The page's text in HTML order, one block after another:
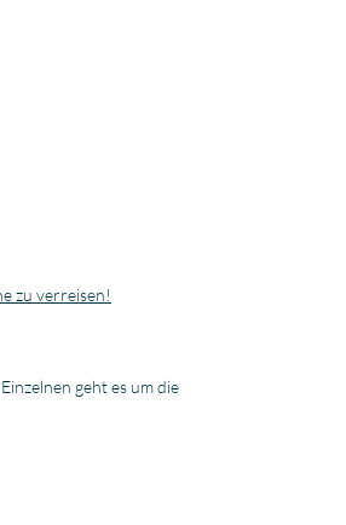
zu verreisen!
geht es um die